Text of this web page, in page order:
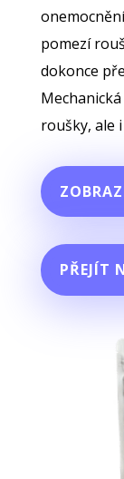
pomezí
dokonce
roušky, ale
PŘEJÍT